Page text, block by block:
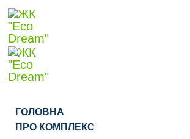
ГОЛОВНА
ПРО КОМПЛЕКС